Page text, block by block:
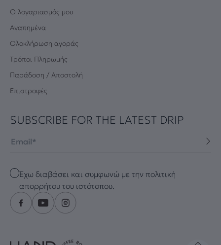
Ο λογαριασμός μου
Αγαπημένα
Oλοκλήρωση αγοράς
Τρόποι Πληρωμής
Παράδοση / Αποστολή
Επιστροφές
SUBSCRIBE FOR THE LATEST DRIP
Checkbox
Έχω διαβάσει και συμφωνώ με την πολιτική
απορρήτου του ιστότοπου.